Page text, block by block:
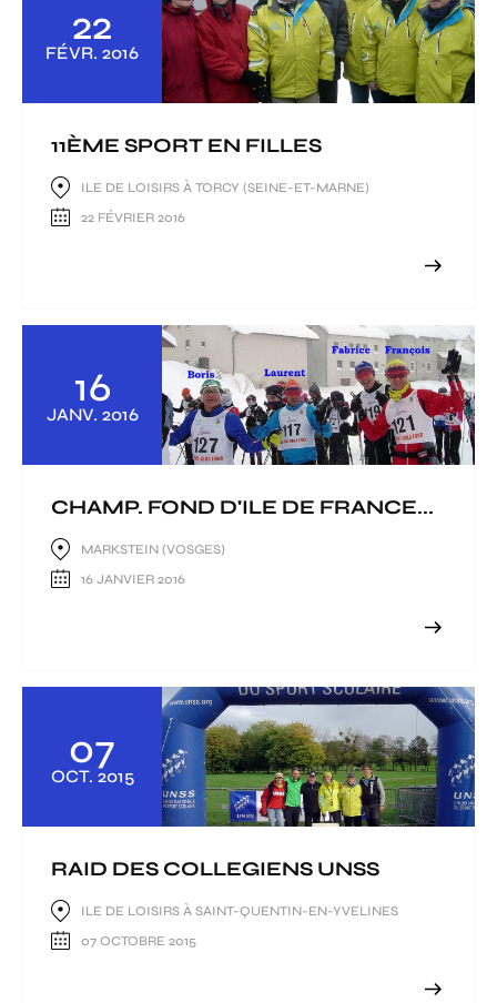
22
FÉVR. 2016
11ÈME SPORT EN FILLES
ILE DE LOISIRS À TORCY (SEINE-ET-MARNE)
22 FÉVRIER 2016
16
JANV. 2016
CHAMP. FOND D'ILE DE FRANCE...
MARKSTEIN (VOSGES)
16 JANVIER 2016
07
OCT. 2015
RAID DES COLLEGIENS UNSS
ILE DE LOISIRS À SAINT-QUENTIN-EN-YVELINES
07 OCTOBRE 2015